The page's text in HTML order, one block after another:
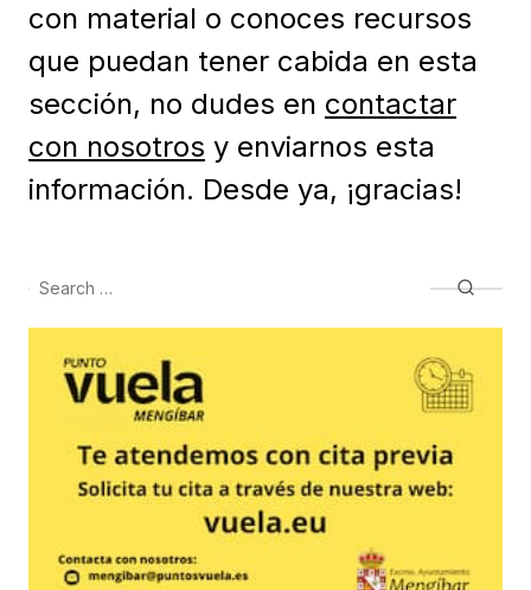
con material o conoces recursos
que puedan tener cabida en esta
sección, no dudes en contactar
con nosotros y enviarnos esta
información. Desde ya, ¡gracias!
Search